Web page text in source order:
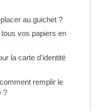
au guichet ?
vos papiers en
la carte d'identité
remplir le
?